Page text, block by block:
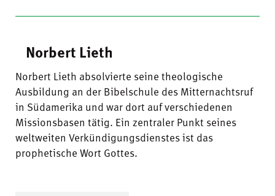
Norbert Lieth
Norbert Lieth absolvierte seine theologische
Ausbildung an der Bibelschule des Mitternachtsruf
in Südamerika und war dort auf verschiedenen
Missionsbasen tätig. Ein zentraler Punkt seines
weltweiten Verkündigungsdienstes ist das
prophetische Wort Gottes.